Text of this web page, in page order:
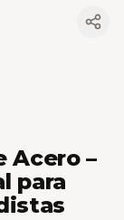
Acero –
para